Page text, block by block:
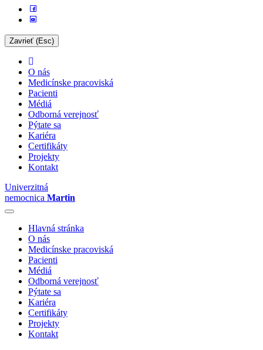
Zavrieť (Esc)
O nás
Medicínske pracoviská
Pacienti
Médiá
Odborná verejnosť
Pýtate sa
Kariéra
Certifikáty
Projekty
Kontakt
Univerzitná
nemocnica Martin
Hlavná stránka
O nás
Medicínske pracoviská
Pacienti
Médiá
Odborná verejnosť
Pýtate sa
Kariéra
Certifikáty
Projekty
Kontakt